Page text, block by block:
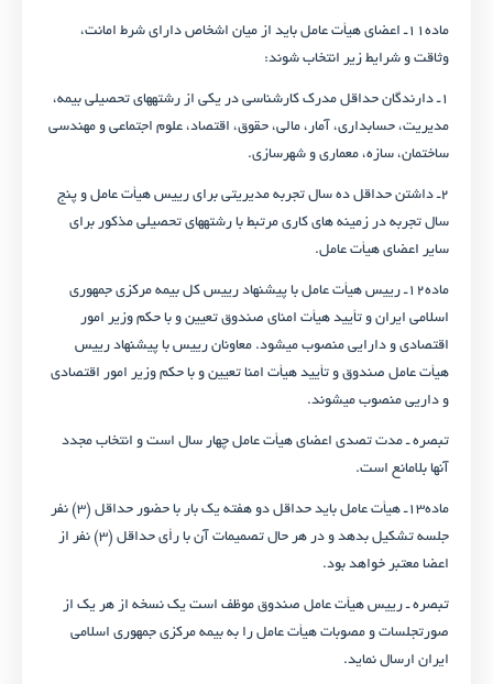
ماده۱۱ـ اعضای هیأت عامل باید از میان اشخاص دارای شرط امانت،
وثاقت و شرایط زیر انتخاب شوند:
۱ـ دارندگان حداقل مدرک کارشناسی در یکی از رشته­های تحصیلی بیمه،
مدیریت، حسابداری، آمار، مالی، حقوق، اقتصاد، علوم اجتماعی و مهندسی
ساختمان، سازه، معماری و شهرسازی.
۲ـ داشتن حداقل ده سال تجربه مدیریتی برای رییس هیأت عامل و پنج
سال تجربه در زمینه های کاری مرتبط با رشته­های تحصیلی مذکور برای
سایر اعضای هیأت عامل.
ماده۱۲ـ رییس هیأت عامل با پیشنهاد رییس کل بیمه مرکزی جمهوری
اسلامی ایران و تأیید هیأت امنای صندوق تعیین و با حکم وزیر امور
اقتصادی و دارایی منصوب می­شود. معاونان رییس با پیشنهاد رییس
هیأت عامل صندوق و تأیید هیأت امنا تعیین و با حکم وزیر امور اقتصادی
و داریی منصوب می­شوند.
تبصره ـ مدت تصدی اعضای هیأت عامل چهار سال است و انتخاب مجدد
آنها بلامانع است.
ماده۱۳ـ هیأت عامل باید حداقل دو هفته یک بار با حضور حداقل (۳) نفر
جلسه تشکیل بدهد و در هر حال تصمیمات آن با رأی حداقل (۳) نفر از
اعضا معتبر خواهد بود.
تبصره ـ رییس هیأت عامل صندوق موظف است یک نسخه از هر یک از
صورتجلسات و مصوبات هیأت عامل را به بیمه مرکزی جمهوری اسلامی
ایران ارسال نماید.